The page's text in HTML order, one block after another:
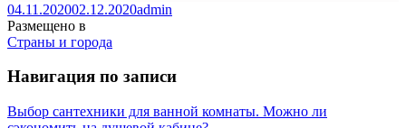
04.11.202002.12.2020admin
Размещено в
Страны и города
Навигация по записи
Выбор сантехники для ванной комнаты. Можно ли